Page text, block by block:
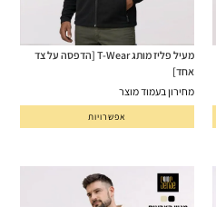
מעיל פליז מותג T-Wear [הדפסה על צד
אחד]
מחירון בעמוד מוצר
אפשרויות